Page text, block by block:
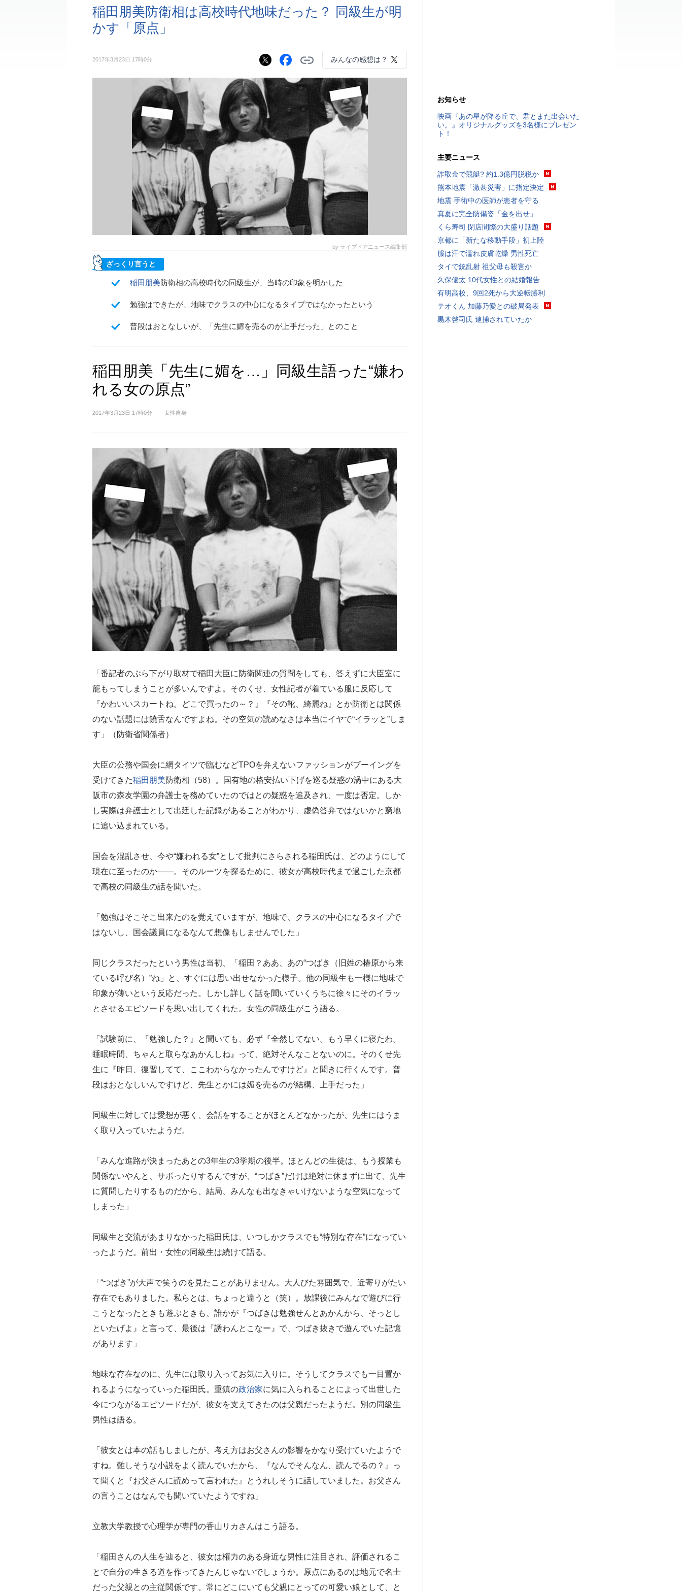
稲田朋美防衛相は高校時代地味だった？ 同級生が明
かす「原点」
2017年3月23日 17時0分 みんなの感想は？
by ライブドアニュース編集部
ざっくり言うと
稲田朋美防衛相の高校時代の同級生が、当時の印象を明かした
勉強はできたが、地味でクラスの中心になるタイプではなかったという
普段はおとなしいが、「先生に媚を売るのが上手だった」とのこと
稲田朋美「先生に媚を…」同級生語った“嫌わ
れる女の原点”
2017年3月23日 17時0分 女性自身
「番記者のぶら下がり取材で稲田大臣に防衛関連の質問をしても、答えずに大臣室に
籠もってしまうことが多いんですよ。そのくせ、女性記者が着ている服に反応して
『かわいいスカートね。どこで買ったの～？』『その靴、綺麗ね』とか防衛とは関係
のない話題には饒舌なんですよね。その空気の読めなさは本当にイヤで“イラッと”しま
す」（防衛省関係者）
大臣の公務や国会に網タイツで臨むなどTPOを弁えないファッションがブーイングを
受けてきた稲田朋美防衛相（58）。国有地の格安払い下げを巡る疑惑の渦中にある大
阪市の森友学園の弁護士を務めていたのではとの疑惑を追及され、一度は否定。しか
し実際は弁護士として出廷した記録があることがわかり、虚偽答弁ではないかと窮地
に追い込まれている。
国会を混乱させ、今や“嫌われる女”として批判にさらされる稲田氏は、どのようにして
現在に至ったのか――。そのルーツを探るために、彼女が高校時代まで過ごした京都
で高校の同級生の話を聞いた。
「勉強はそこそこ出来たのを覚えていますが、地味で、クラスの中心になるタイプで
はないし、国会議員になるなんて想像もしませんでした」
同じクラスだったという男性は当初、「稲田？ああ、あの“つばき（旧姓の椿原から来
ている呼び名）”ね」と、すぐには思い出せなかった様子。他の同級生も一様に地味で
印象が薄いという反応だった。しかし詳しく話を聞いていくうちに徐々にそのイラッ
とさせるエピソードを思い出してくれた。女性の同級生がこう語る。
「試験前に、『勉強した？』と聞いても、必ず『全然してない。もう早くに寝たわ。
睡眠時間、ちゃんと取らなあかんしね』って、絶対そんなことないのに。そのくせ先
生に『昨日、復習してて、ここわからなかったんですけど』と聞きに行くんです。普
段はおとなしいんですけど、先生とかには媚を売るのが結構、上手だった」
同級生に対しては愛想が悪く、会話をすることがほとんどなかったが、先生にはうま
く取り入っていたようだ。
「みんな進路が決まったあとの3年生の3学期の後半。ほとんどの生徒は、もう授業も
関係ないやんと、サボったりするんですが、“つばき”だけは絶対に休まずに出て、先生
に質問したりするものだから、結局、みんなも出なきゃいけないような空気になって
しまった」
同級生と交流があまりなかった稲田氏は、いつしかクラスでも“特別な存在”になってい
ったようだ。前出・女性の同級生は続けて語る。
「“つばき”が大声で笑うのを見たことがありません。大人びた雰囲気で、近寄りがたい
存在でもありました。私らとは、ちょっと違うと（笑）。放課後にみんなで遊びに行
こうとなったときも遊ぶときも、誰かが『つばきは勉強せんとあかんから、そっとし
といたげよ』と言って、最後は『誘わんとこなー』で、つばき抜きで遊んでいた記憶
があります」
地味な存在なのに、先生には取り入ってお気に入りに。そうしてクラスでも一目置か
れるようになっていった稲田氏。重鎮の政治家に気に入られることによって出世した
今につながるエピソードだが、彼女を支えてきたのは父親だったようだ。別の同級生
男性は語る。
「彼女とは本の話もしましたが、考え方はお父さんの影響をかなり受けていたようで
すね。難しそうな小説をよく読んでいたから、『なんでそんなん、読んでるの？』っ
て聞くと『お父さんに読めって言われた』とうれしそうに話していました。お父さん
の言うことはなんでも聞いていたようですね」
立教大学教授で心理学が専門の香山リカさんはこう語る。
「稲田さんの人生を辿ると、彼女は権力のある身近な男性に注目され、評価されるこ
とで自分の生きる道を作ってきたんじゃないでしょうか。原点にあるのは地元で名士
だった父親との主従関係です。常にどこにいても父親にとっての可愛い娘として、と
お知らせ
映画『あの星が降る丘で、君とまた出会いた
い。』オリジナルグッズを3名様にプレゼン
ト！
主要ニュース
詐取金で競艇? 約1.3億円脱税か
熊本地震「激甚災害」に指定決定
地震 手術中の医師が患者を守る
真夏に完全防備姿「金を出せ」
くら寿司 閉店間際の大盛り話題
京都に「新たな移動手段」初上陸
服は汗で濡れ皮膚乾燥 男性死亡
タイで銃乱射 祖父母も殺害か
久保優太 10代女性との結婚報告
有明高校、9回2死から大逆転勝利
テオくん 加藤乃愛との破局発表
黒木啓司氏 逮捕されていたか